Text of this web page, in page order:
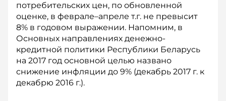
потребительских цен, по обновленной
оценке, в феврале–апреле т.г. не превысит
8% в годовом выражении. Напомним, в
Основных направлениях денежно-
кредитной политики Республики Беларусь
на 2017 год основной целью названо
снижение инфляции до 9% (декабрь 2017 г. к
декабрю 2016 г.).